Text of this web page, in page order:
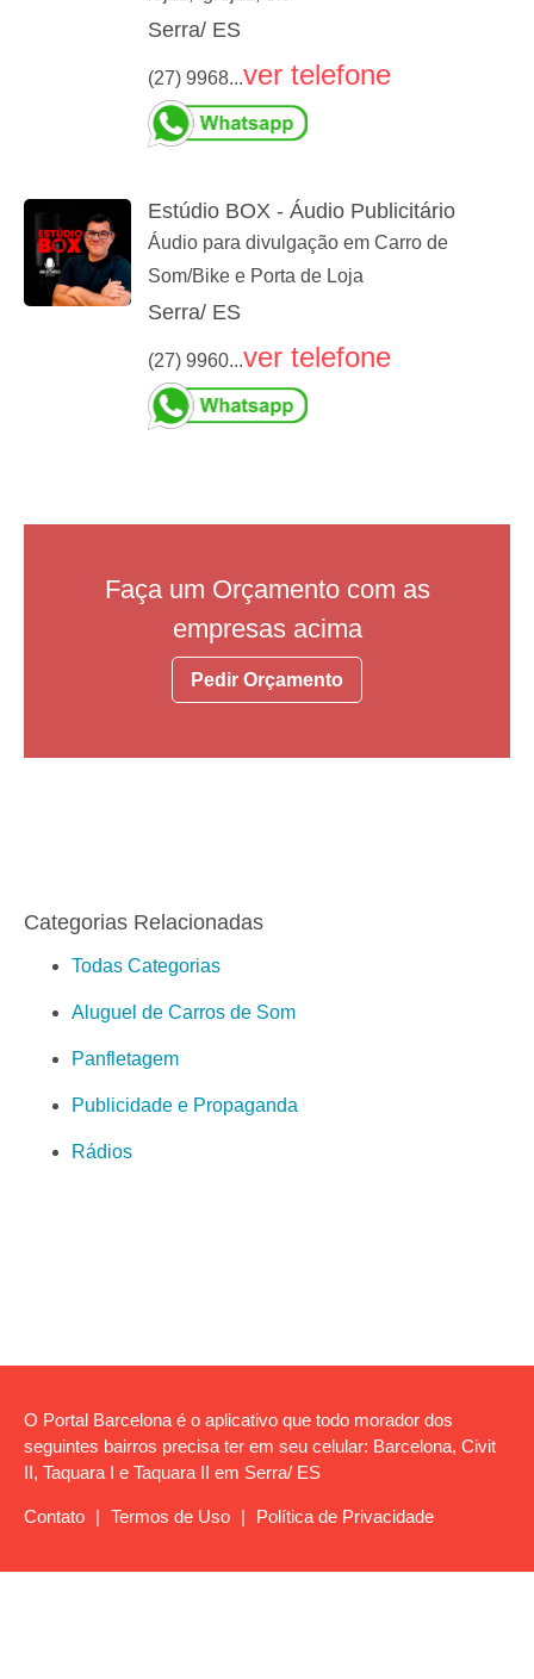
Serra/ ES
(27) 9968...ver telefone
Estúdio BOX - Áudio Publicitário
Áudio para divulgação em Carro de
Som/Bike e Porta de Loja
Serra/ ES
(27) 9960...ver telefone
Faça um Orçamento com as
empresas acima
Pedir Orçamento
Categorias Relacionadas
Todas Categorias
Aluguel de Carros de Som
Panfletagem
Publicidade e Propaganda
Rádios
O Portal Barcelona é o aplicativo que todo morador dos
seguintes bairros precisa ter em seu celular: Barcelona, Civit
II, Taquara I e Taquara II em Serra/ ES
Contato | Termos de Uso | Política de Privacidade